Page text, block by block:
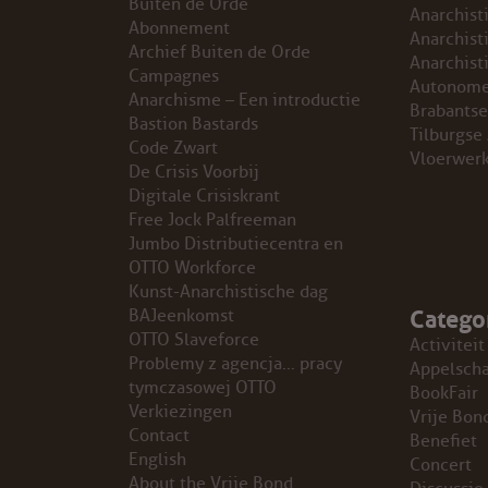
ANARCHISTISCHE GROEP A’DAM
ANARCHISTISCH COLLECTIEF ANTWERPEN
ANARCHISTISCH COLLECTIEF BRUGGE
VB AMSTERDAM
VRIJ COLLECTIEF KORTRIJK
LEUVENSE ANARCHISTISCHE GROEP
VB UTRECHT
Buiten de Orde
Abonnement
Archief Buiten de Orde
Campagnes
Anarchisme – Een introductie
Bastion Bastards
Code Zwart
De Crisis Voorbij
Digitale Crisiskrant
Free Jock Palfreeman
Jumbo Distributiecentra en
OTTO Workforce
Kunst-Anarchistische dag
BAJeenkomst
OTTO Slaveforce
Problemy z agencja… pracy
tymczasowej OTTO
Verkiezingen
Contact
English
Tilburgse
Activiteit
Appelscha
BookFair
Vrije
Benefiet
Concert